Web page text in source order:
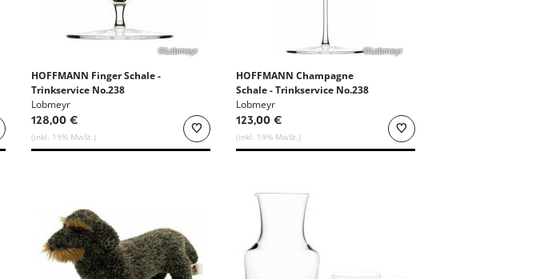
©Lobmeyr
HOFFMANN Finger Schale -
Trinkservice No.238
Lobmeyr
128,00 €
(inkl. 19% MwSt.)
©Lobmeyr
HOFFMANN Champagne
Schale - Trinkservice No.238
Lobmeyr
123,00 €
(inkl. 19% MwSt.)